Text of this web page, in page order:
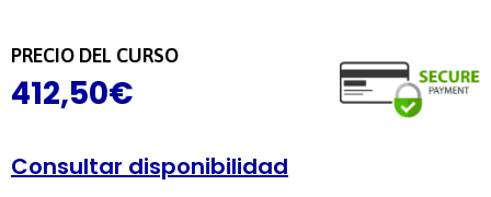
PRECIO DEL CURSO
412,50€
Consultar disponibilidad